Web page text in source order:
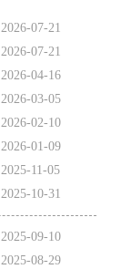
2026-07-21
2026-07-21
2026-04-16
2026-03-05
2026-02-10
2026-01-09
2025-11-05
2025-10-31
2025-09-10
2025-08-29